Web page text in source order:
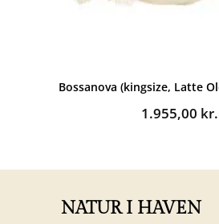
Bossanova (kingsize, Latte
1.955,00 kr.
NATUR I HAVEN